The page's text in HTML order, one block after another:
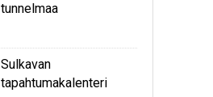
tunnelmaa
Sulkavan
tapahtumakalenteri